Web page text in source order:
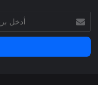
بريدك
الإلكتروني